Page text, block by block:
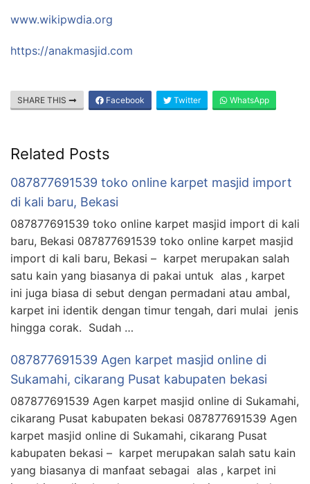
www.wikipwdia.org
https://anakmasjid.com
SHARE THIS Facebook Twitter WhatsApp
Related Posts
087877691539 toko online karpet masjid import
di kali baru, Bekasi
087877691539 toko online karpet masjid import di kali
baru, Bekasi 087877691539 toko online karpet masjid
import di kali baru, Bekasi – karpet merupakan salah
satu kain yang biasanya di pakai untuk alas , karpet
ini juga biasa di sebut dengan permadani atau ambal,
karpet ini identik dengan timur tengah, dari mulai jenis
hingga corak. Sudah …
087877691539 Agen karpet masjid online di
Sukamahi, cikarang Pusat kabupaten bekasi
087877691539 Agen karpet masjid online di Sukamahi,
cikarang Pusat kabupaten bekasi 087877691539 Agen
karpet masjid online di Sukamahi, cikarang Pusat
kabupaten bekasi – karpet merupakan salah satu kain
yang biasanya di manfaat sebagai alas , karpet ini